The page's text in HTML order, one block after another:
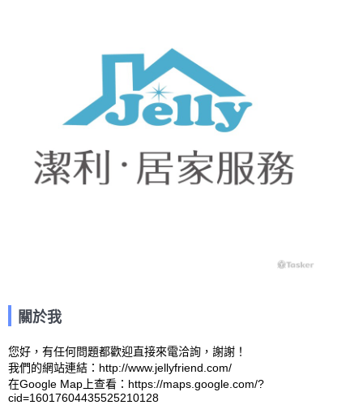
關於我
您好，有任何問題都歡迎直接來電洽詢，謝謝！
我們的網站連結：http://www.jellyfriend.com/
在Google Map上查看：https://maps.google.com/?
cid=16017604435525210128